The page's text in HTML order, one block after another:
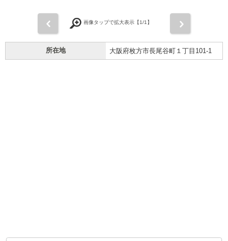
画像タップで拡大表示【1/1】
所在地 大阪府枚方市長尾谷町１丁目101-1